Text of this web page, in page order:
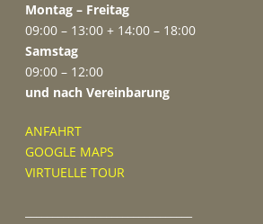
Montag – Freitag
09:00 – 13:00 + 14:00 – 18:00
Samstag
09:00 – 12:00
und nach Vereinbarung
ANFAHRT
GOOGLE MAPS
VIRTUELLE TOUR